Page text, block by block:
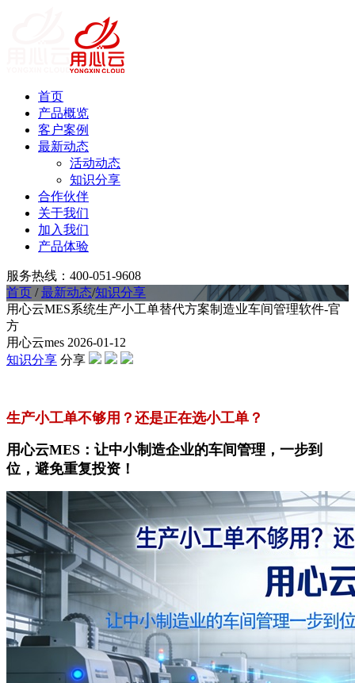
首页
产品概览
客户案例
最新动态
活动动态
知识分享
合作伙伴
关于我们
加入我们
产品体验
服务热线：400-051-9608
首页 /最新动态/知识分享
用心云MES系统生产小工单替代方案制造业车间管理软件-官
方
用心云mes 2026-01-12
知识分享 分享
生产小工单不够用？还是正在选小工单？
用心云MES：让中小制造企业的车间管理，一步到
位，避免重复投资！